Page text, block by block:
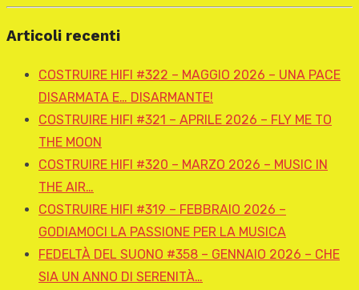
Articoli recenti
COSTRUIRE HIFI #322 – MAGGIO 2026 – UNA PACE
DISARMATA E… DISARMANTE!
COSTRUIRE HIFI #321 – APRILE 2026 – FLY ME TO
THE MOON
COSTRUIRE HIFI #320 – MARZO 2026 – MUSIC IN
THE AIR…
COSTRUIRE HIFI #319 – FEBBRAIO 2026 –
GODIAMOCI LA PASSIONE PER LA MUSICA
FEDELTÀ DEL SUONO #358 – GENNAIO 2026 – CHE
SIA UN ANNO DI SERENITÀ…